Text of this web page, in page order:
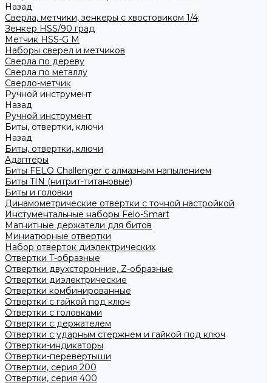
Назад
Сверла, метчики, зенкеры с хвостовиком 1/4;
Зенкер HSS/90 град
Метчик HSS-G М
Наборы сверел и метчиков
Сверла по дереву
Сверла по металлу
Сверло-метчик
Ручной инструмент
Назад
Ручной инструмент
Биты, отвертки, ключи
Назад
Биты, отвертки, ключи
Адаптеры
Биты FELO Challenger с алмазным напылением
Биты TIN (нитрит-титановые)
Биты и головки
Динамометрические отвертки с точной настройкой
Инстументальные наборы Felo-Smart
Магнитные держатели для битов
Миниатюрные отвертки
Набор отверток диэлектрических
Отвертки T-образные
Отвертки двухсторонние, Z-образные
Отвертки диэлектрические
Отвертки комбинированные
Отвертки с гайкой под ключ
Отвертки с головками
Отвертки с держателем
Отвертки с ударным стержнем и гайкой под ключ
Отвертки-индикаторы
Отвертки-перевертыши
Отвертки, серия 200
Отвертки, серия 400